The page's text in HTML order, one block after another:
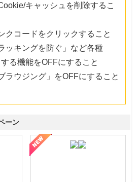
キャッシュを削除するこ
クコードをクリックすること
ッキングを防ぐ」など各種
る機能をOFFにすること
ラウジング」をOFFにすること
ーン